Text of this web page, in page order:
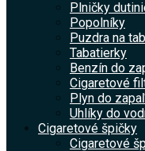
Plničky
Popolníky
Puzdra na
Tabatierky
Benzín do
Cigaretové
Plyn do
Uhlíky do
Cigaretové špičky
Cigaretové